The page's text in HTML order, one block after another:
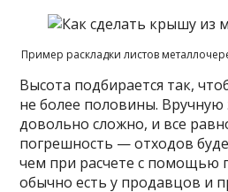
Пример раскладки листов
Высота подбирается так,
не более половины. Вручную
довольно сложно, и все
погрешность — отходов
чем при расчете с помощью
обычно есть у продавцов и